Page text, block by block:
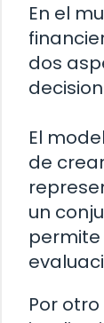
En el
dos
El
de
un
permite
Por